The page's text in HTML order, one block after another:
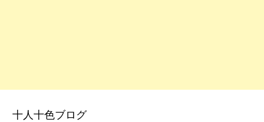
十人十色ブログ